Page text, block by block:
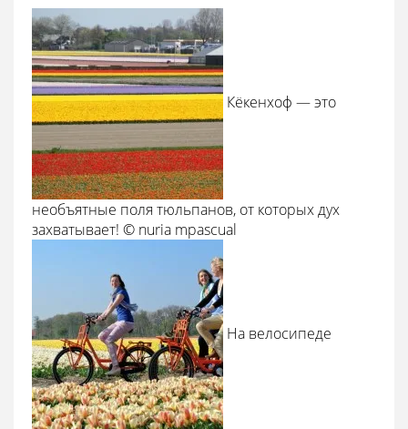
Кёкенхоф — это
необъятные поля тюльпанов, от которых дух
захватывает! © nuria mpascual
На велосипеде